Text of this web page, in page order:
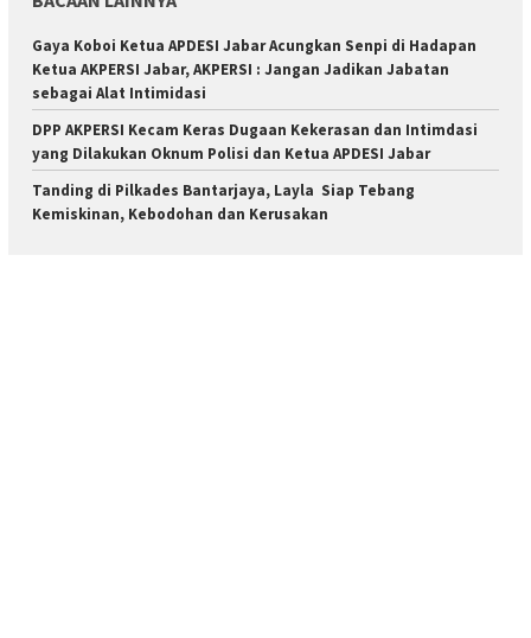
Gaya Koboi Ketua APDESI Jabar Acungkan Senpi di Hadapan
Ketua AKPERSI Jabar, AKPERSI : Jangan Jadikan Jabatan
sebagai Alat Intimidasi
DPP AKPERSI Kecam Keras Dugaan Kekerasan dan Intimdasi
yang Dilakukan Oknum Polisi dan Ketua APDESI Jabar
Tanding di Pilkades Bantarjaya, Layla Siap Tebang
Kemiskinan, Kebodohan dan Kerusakan